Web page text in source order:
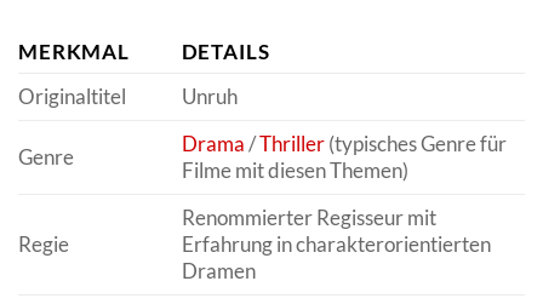
MERKMAL
DETAILS
Originaltitel
Unruh
Genre
Drama/Thriller(typisches Genre für
Filme mit diesen Themen)
Regie
Renommierter Regisseur mit
Erfahrung in charakterorientierten
Dramen